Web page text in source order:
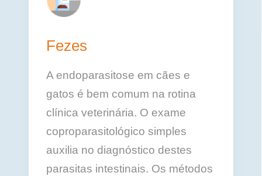
Fezes
A endoparasitose em cães e
gatos é bem comum na rotina
clínica veterinária. O exame
coproparasitológico simples
auxilia no diagnóstico destes
parasitas intestinais. Os métodos